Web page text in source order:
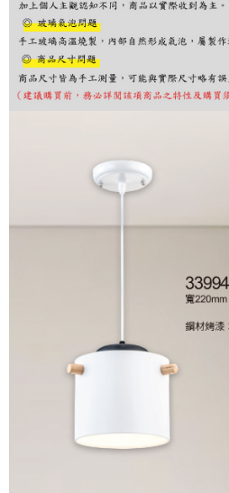
※ 請注意：結帳手續完成當下不需立刻繳
購買商品的店家。未經商家同意取消之訂
後付繳納相關費用。
※ 交易是否成功請以「AFTEE先享後付 」
是否繳費成功／繳費後需取消欲退款等相關
客戶支援中心」
https://
權轉讓予恩沛科技股份有限公司。
２．關於個人資料處理事宜，請瀏覽以下網
時審查核予不同之上限額度；若仍有額度
恩沛科技股份有限公司將有權停止該用戶